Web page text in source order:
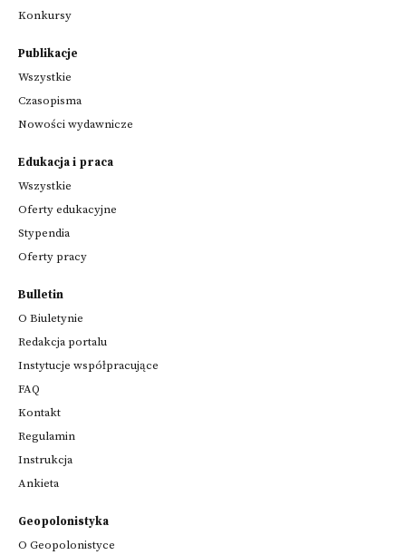
Konkursy
Publikacje
Wszystkie
Czasopisma
Nowości wydawnicze
Edukacja i praca
Wszystkie
Oferty edukacyjne
Stypendia
Oferty pracy
Bulletin
O Biuletynie
Redakcja portalu
Instytucje współpracujące
FAQ
Kontakt
Regulamin
Instrukcja
Ankieta
Geopolonistyka
O Geopolonistyce